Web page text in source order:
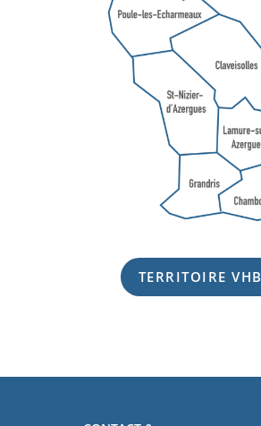
TERRITOIRE VHB